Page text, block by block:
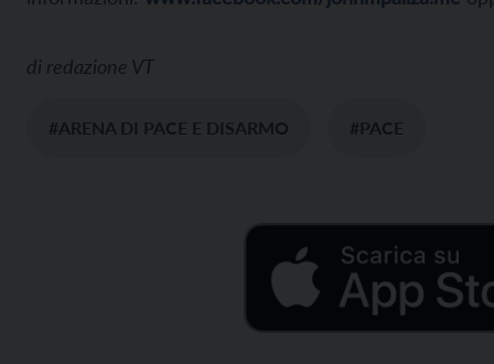
di redazione VT
#ARENA DI PACE E DISARMO #PACE